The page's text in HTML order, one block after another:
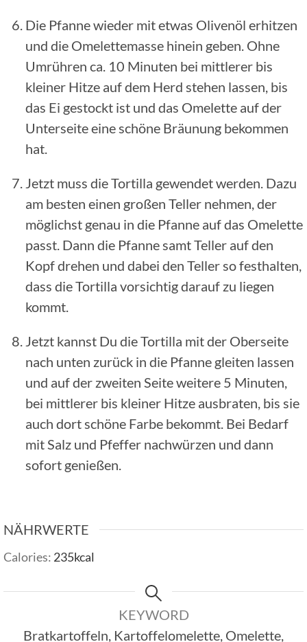
Die Pfanne wieder mit etwas Olivenöl erhitzen
und die Omelettemasse hinein geben. Ohne
Umrühren ca. 10 Minuten bei mittlerer bis
kleiner Hitze auf dem Herd stehen lassen, bis
das Ei gestockt ist und das Omelette auf der
Unterseite eine schöne Bräunung bekommen
hat.
Jetzt muss die Tortilla gewendet werden. Dazu
am besten einen großen Teller nehmen, der
möglichst genau in die Pfanne auf das Omelette
passt. Dann die Pfanne samt Teller auf den
Kopf drehen und dabei den Teller so festhalten,
dass die Tortilla vorsichtig darauf zu liegen
kommt.
Jetzt kannst Du die Tortilla mit der Oberseite
nach unten zurück in die Pfanne gleiten lassen
und auf der zweiten Seite weitere 5 Minuten,
bei mittlerer bis kleiner Hitze ausbraten, bis sie
auch dort schöne Farbe bekommt. Bei Bedarf
mit Salz und Pfeffer nachwürzen und dann
sofort genießen.
NÄHRWERTE
Calories: 235kcal
KEYWORD
Bratkartoffeln, Kartoffelomelette, Omelette,